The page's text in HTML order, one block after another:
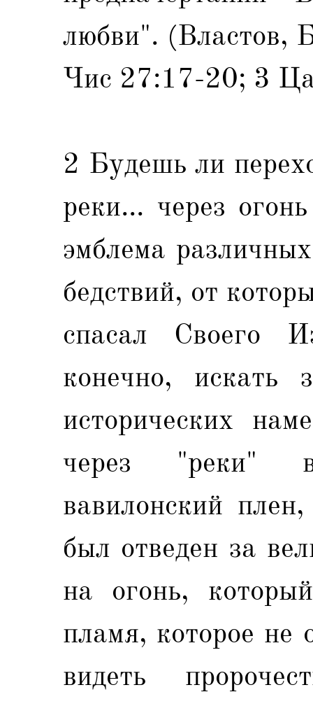
любви". (Властов,
Чис 27:17-20; 3
2 Будешь ли
реки... через
эмблема
бедствий, от
спасал Своего
конечно, искать
исторических
через "реки"
вавилонский
был отведен за
на огонь,
пламя, которое не
видеть